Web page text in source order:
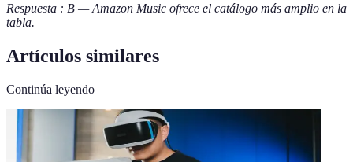
Respuesta : B — Amazon Music ofrece el catálogo más amplio en la
tabla.
Artículos similares
Continúa leyendo